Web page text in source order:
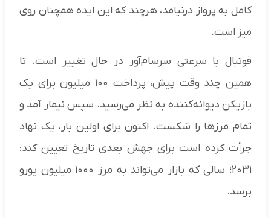
کامل به پرواز درنیامد، هرچند که این ایده همچنان روی
میز است.
فوتبال با سرعتی سرسام‌آور در حال تغییر است. تا
همین چند وقت پیش، پرداخت ۱۰۰ میلیون برای یک
بازیکن دیوانه‌کننده به نظر می‌رسید. سپس نیمار آمد و
تمام مرزها را شکست. اکنون برای اولین بار، یک نهاد
جرأت کرده است برای جهش بعدی تاریخ تعیین کند:
۲۰۳۱؛ سالی که بازار می‌تواند به مرز ۱۰۰۰ میلیون یورو
برسد.